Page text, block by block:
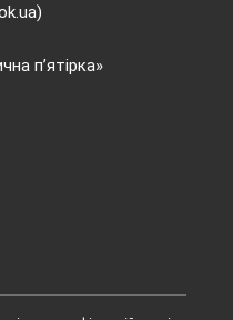
п’ятірка»